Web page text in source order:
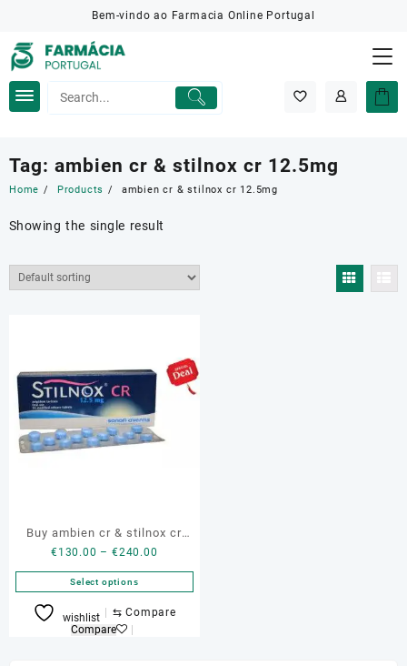
content
Bem-vindo ao Farmacia Online Portugal
Tag: ambien cr & stilnox cr 12.5mg
Home Products ambien cr & stilnox cr 12.5mg
Showing the single result
Buy ambien cr & stilnox cr
12.5mg
€130.00 – €240.00
range:
€130.00
through
Select options
This
product
wishlist ⇆ Compare
Compare